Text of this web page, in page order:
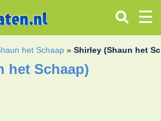
het Schaap »Shirley (Shaun het
het Schaap)